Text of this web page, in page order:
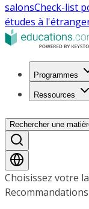
salonsCheck-list
études à
Programmes
Ressources
Rechercher une
Choisissez votre